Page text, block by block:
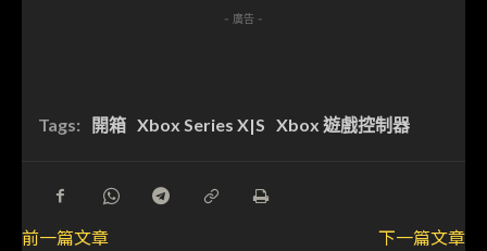
- 廣告 -
Tags: 開箱 Xbox Series X|S Xbox 遊戲控制器
前一篇文章
下一篇文章